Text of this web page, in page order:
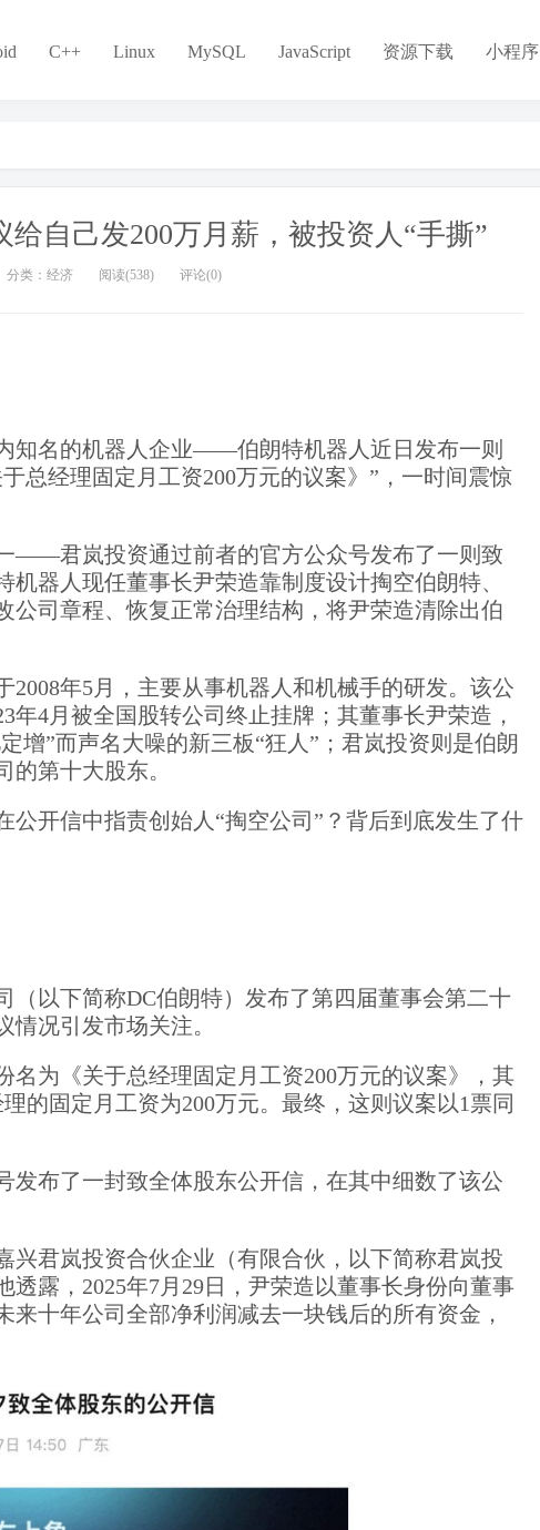
C++ Linux MySQL JavaScript 资源下载 小程序
自己发200万月薪，被投资人“手撕”
分类：经济 阅读(538) 评论(0)
知名的机器人企业——伯朗特机器人近日发布一则
总经理固定月工资200万元的议案》”，一时间震惊
——君岚投资通过前者的官方公众号发布了一则致
器人现任董事长尹荣造靠制度设计掏空伯朗特、
公司章程、恢复正常治理结构，将尹荣造清除出伯
年5月，主要从事机器人和机械手的研发。该公
年4月被全国股转公司终止挂牌；其董事长尹荣造，
增”而声名大噪的新三板“狂人”；君岚投资则是伯朗
第十大股东。
公开信中指责创始人“掏空公司”？背后到底发生了什
（以下简称DC伯朗特）发布了第四届董事会第二十
况引发市场关注。
名为《关于总经理固定月工资200万元的议案》，其
的固定月工资为200万元。最终，这则议案以1票同
发布了一封致全体股东公开信，在其中细数了该公
兴君岚投资合伙企业（有限合伙，以下简称君岚投
透露，2025年7月29日，尹荣造以董事长身份向董事
十年公司全部净利润减去一块钱后的所有资金，